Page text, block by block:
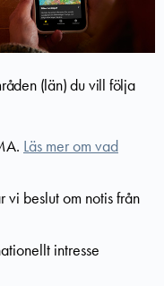
(län) du vill följa
Läs mer om vad
beslut om notis från
intresse